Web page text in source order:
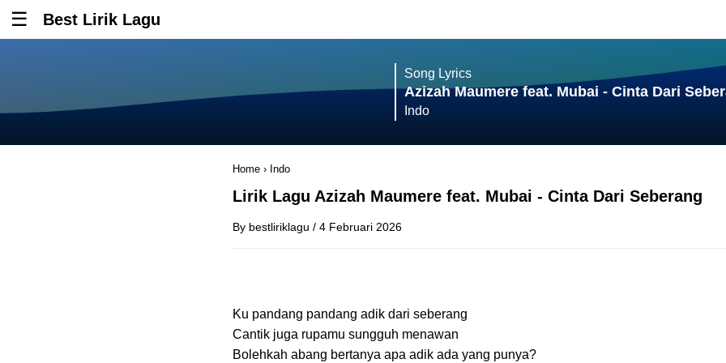
Tombol untuk membuka atau menutup menu
Best Lirik Lagu
Song Lyrics
Azizah Maumere feat. Mubai - Cinta Dari
Indo
Home › Indo
Lirik Lagu Azizah Maumere feat. Mubai - Cinta Dari Seberang
By bestliriklagu / 4 Februari 2026
Ku pandang pandang adik dari seberang
Cantik juga rupamu sungguh menawan
Bolehkah abang bertanya apa adik ada yang punya?